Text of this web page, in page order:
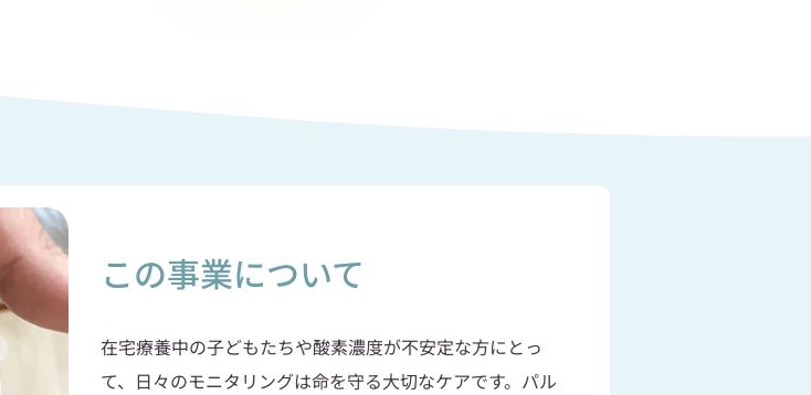
この事業について
在宅療養中の子どもたちや酸素濃度が不安定な方にとっ
て、日々のモニタリングは命を守る大切なケアです。パル